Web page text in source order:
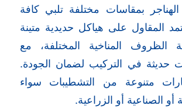
بمقاسات مختلفة تلبي كافة
المقاول على هياكل حديدية متينة
الظروف المناخية المختلفة، مع
حديثة في التركيب لضمان الجودة.
متنوعة من التشطيبات سواء
أو الصناعية أو الزراعية.